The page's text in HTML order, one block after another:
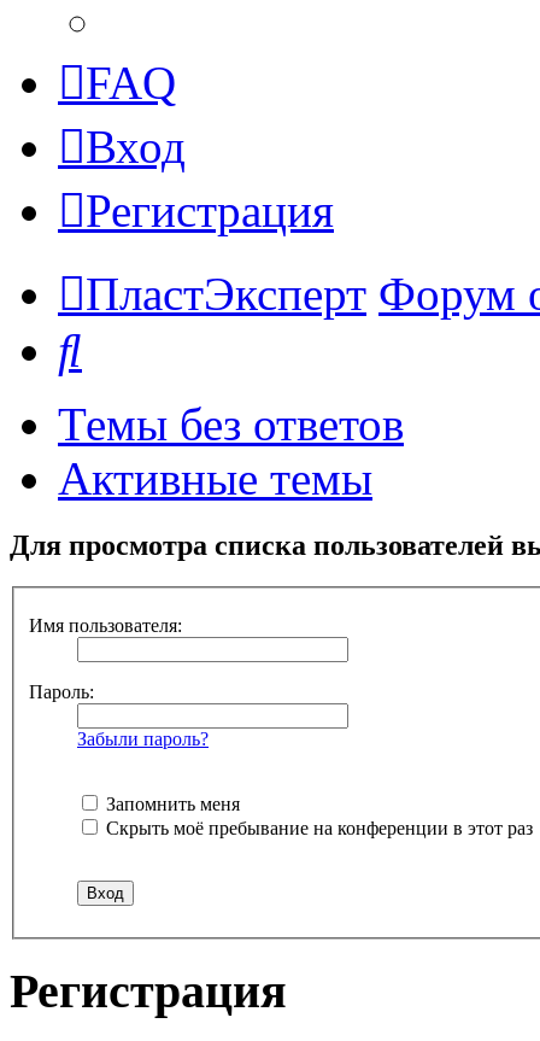
FAQ
Вход
Регистрация
ПластЭксперт Форум
Темы без ответов
Активные темы
Для просмотра списка пользователей
Имя пользователя:
Пароль:
Забыли пароль?
Запомнить меня
Скрыть моё пребывание на конференции в этот раз
Регистрация